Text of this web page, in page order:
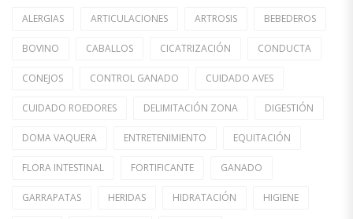
ALERGIAS ARTICULACIONES ARTROSIS BEBEDEROS
BOVINO CABALLOS CICATRIZACIÓN CONDUCTA
CONEJOS CONTROL GANADO CUIDADO AVES
CUIDADO ROEDORES DELIMITACIÓN ZONA DIGESTIÓN
DOMA VAQUERA ENTRETENIMIENTO EQUITACIÓN
FLORA INTESTINAL FORTIFICANTE GANADO
GARRAPATAS HERIDAS HIDRATACIÓN HIGIENE